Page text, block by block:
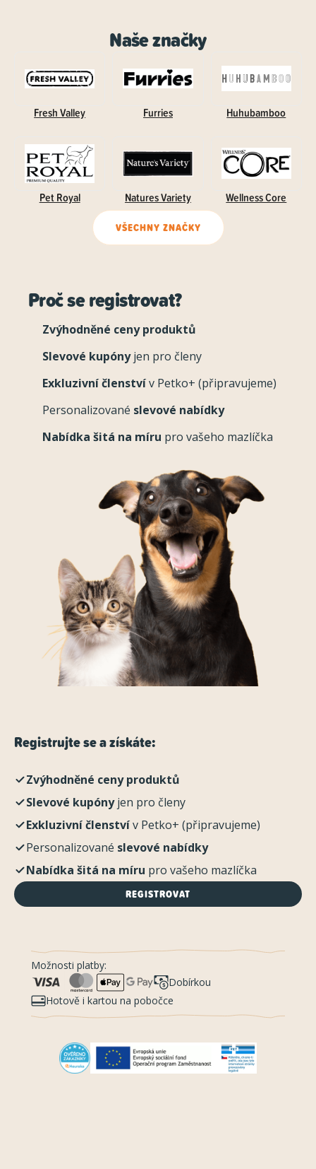
Naše značky
Fresh Valley Furries Huhubamboo
Pet Royal Natures Variety Wellness Core
VŠECHNY ZNAČKY
Proč se registrovat?
Zvýhodněné ceny produktů
Slevové kupónyjen pro členy
Exkluzivní členstvív Petko+ (připravujeme)
Personalizované slevové nabídky
Nabídka šitá na míru pro vašeho mazlíčka
Registrujte se a získáte:
Zvýhodněné ceny produktů
Slevové kupónyjen pro členy
Exkluzivní členstvív Petko+ (připravujeme)
Personalizované slevové nabídky
Nabídka šitá na míru pro vašeho mazlíčka
REGISTROVAT
Možnosti platby:
Dobírkou
Hotově i kartou na pobočce